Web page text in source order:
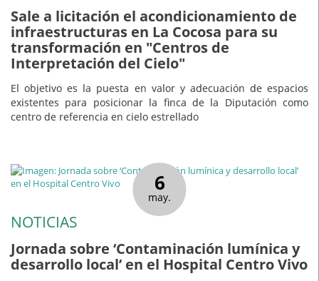
Sale a licitación el acondicionamiento de
infraestructuras en La Cocosa para su
transformación en "Centros de
Interpretación del Cielo"
El objetivo es la puesta en valor y adecuación de espacios
existentes para posicionar la finca de la Diputación como
centro de referencia en cielo estrellado
6
may.
NOTICIAS
Jornada sobre ‘Contaminación lumínica y
desarrollo local’ en el Hospital Centro Vivo